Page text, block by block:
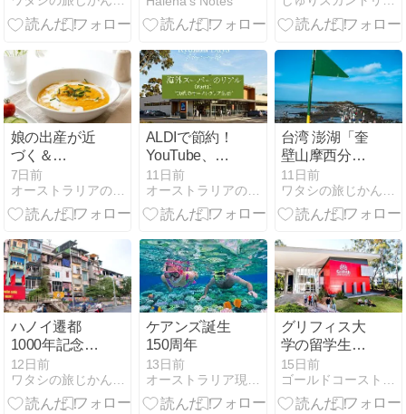
ア・タスマニ
娘の出産が近
づく＆
【YOUTUBE】
パンプキンス
ープレシピ
7日前
オーストラリアの田舎でのんびり生活
ALDIで節約！
YouTube、
KYOKOの
VLOG#２を公
開
11日前
オーストラリアの田舎でのんびり生活
台湾 澎湖「奎
壁山摩西分
海」干潮時に
現れる海の道
11日前
ハノイ遷都
1000年記念！
「セラミッ
ク・ロード」
全長約7キロ
12日前
ケアンズ誕生
150周年
13日前
グリフィス大
学の留学生向
け奨学金情
報！最大20％
授業料免除！
15日前